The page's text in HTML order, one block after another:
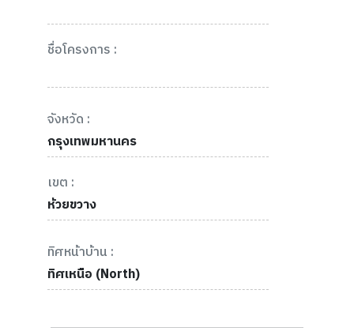
ชื่อโครงการ :
จังหวัด :
กรุงเทพมหานคร
เขต :
ห้วยขวาง
ทิศหน้าบ้าน :
ทิศเหนือ (North)